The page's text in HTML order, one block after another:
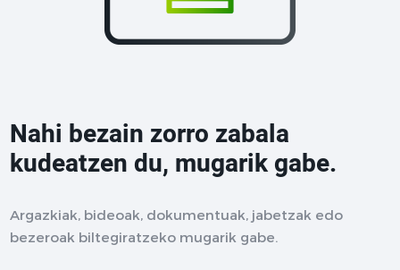
Nahi bezain zorro zabala
kudeatzen du, mugarik gabe.
Argazkiak, bideoak, dokumentuak, jabetzak edo
bezeroak biltegiratzeko mugarik gabe.